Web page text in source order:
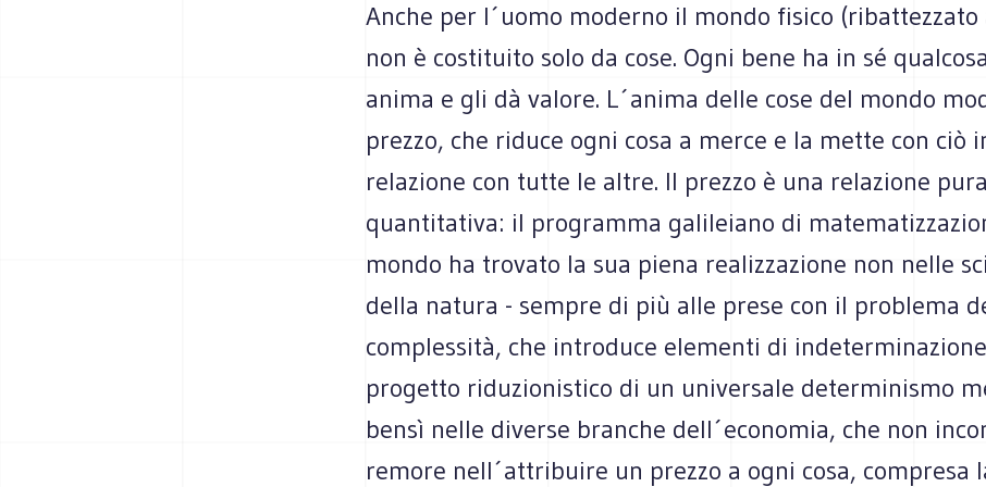
Anche per l´uomo moderno il mondo fisico
non è costituito solo da cose. Ogni bene ha in sé
anima e gli dà valore. L´anima delle cose del mondo
prezzo, che riduce ogni cosa a merce e la mette con ciò
relazione con tutte le altre. Il prezzo è una relazione
quantitativa: il programma galileiano di
mondo ha trovato la sua piena realizzazione non nelle
della natura - sempre di più alle prese con il problema
complessità, che introduce elementi di
progetto riduzionistico di un universale determinismo
bensì nelle diverse branche dell´economia, che non
remore nell´attribuire un prezzo a ogni cosa, compresa